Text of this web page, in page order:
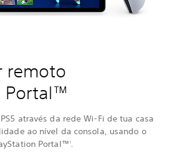
remoto
Portal™
através da rede Wi-Fi de tua casa
ao nível da consola, usando o
Portal™ .